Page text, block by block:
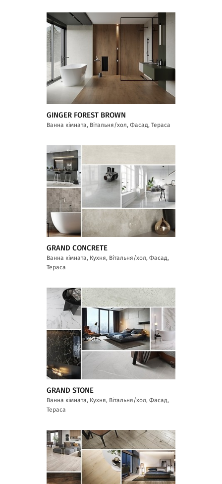
GINGER FOREST BROWN
Ванна кімната, Вітальня/хол, Фасад, Тераса
GRAND CONCRETE
Ванна кімната, Кухня, Вітальня/хол, Фасад,
Тераса
GRAND STONE
Ванна кімната, Кухня, Вітальня/хол, Фасад,
Тераса